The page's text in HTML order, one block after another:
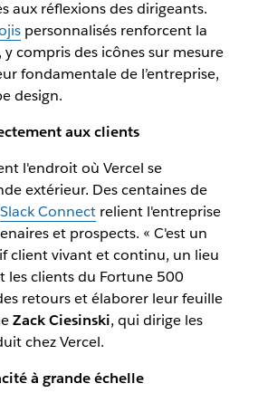
aux réflexions des dirigeants.
personnalisés renforcent la
compris des icônes sur mesure
fondamentale de l’entreprise,
design.
aux clients
l'endroit où Vercel se
extérieur. Des centaines de
Slack Connectrelient l'entreprise
et prospects. « C'est un
client vivant et continu, un lieu
les clients du Fortune 500
retours et élaborer leur feuille
Zack Ciesinski, qui dirige les
chez Vercel.
à grande échelle